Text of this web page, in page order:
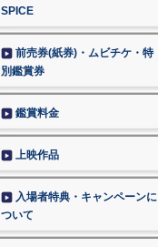
SPICE
前売券(紙券)・ムビチケ・特
別鑑賞券
鑑賞料金
上映作品
入場者特典・キャンペーンに
ついて